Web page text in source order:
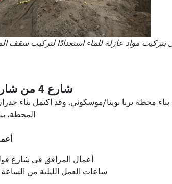
شارع 4 من شارع ماركت إلى شارع هاريسون
محطة يربا بوينا/موسكوني. وقد اكتمل بناء
المحطة،
أعمال المرافق في شارع
ساعات العمل الليلية من الساعة 9 مساءً إلى الساعة 5 صباحاً